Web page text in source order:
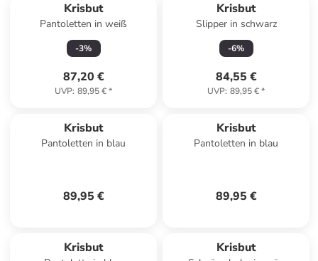
Krisbut
Pantoletten in weiß
-3%
87,20 €
UVP: 89,95 €*
Krisbut
Slipper in schwarz
-6%
84,55 €
UVP: 89,95 €*
Krisbut
Pantoletten in blau
89,95 €
Krisbut
Pantoletten in blau
89,95 €
Krisbut Krisbut